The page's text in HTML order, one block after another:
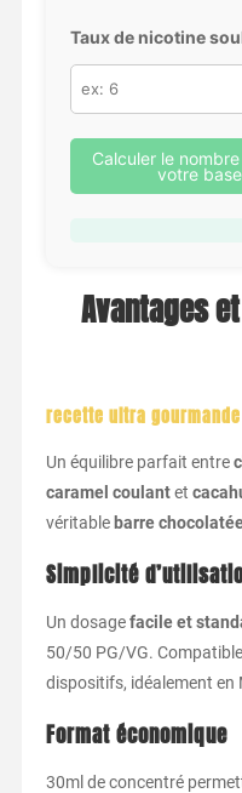
Taux de nicotine
Calculer le
votre
Avantages
recette ultra gourmande
Un équilibre parfait entre
caramel coulantet
véritable barre
Simplicité
Un dosagefacile et
50/50 PG/VG.
dispositifs, idéalement en
Format économique
30ml de concentré